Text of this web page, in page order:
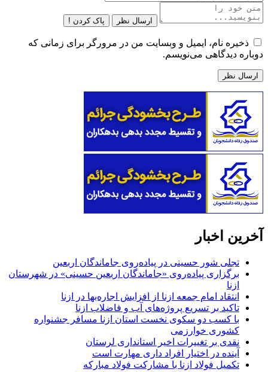
ارسال نظر پاک کردن !
ذخیره نام، ایمیل و وبسایت من در مرورگر برای زمانی که
دوباره دیدگاهی می‌نویسم.
آخرین اخبار
تجلی شور حسینی در پیاده‌روی جاماندگان اربعین
برگزاری پیاده‌روی «جاماندگان اربعین حسینی» در شهرستان
ازنا
انتقاد امام جمعه ازنا از افزایش اجاره‌بها در ازنا
تاکید بر تسریع پروژه‌های آب و فاضلاب ازنا
با کسب دو سکوی نخست استان ازنا مسافر جشنواره
کشوری خوارزمی
نقدی بر تغییرات اخیر استانداری لرستان
آینده در اختیار افراد داری مهارت است
تکمیل فولاد ازنا با مشارکت فولاد مبارکه